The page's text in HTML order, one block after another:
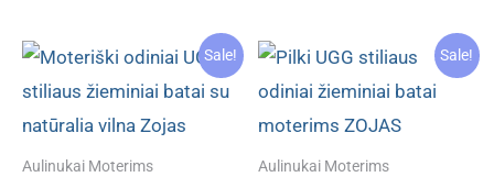
Sale!
Aulinukai Moterims
Sale!
Aulinukai Moterims